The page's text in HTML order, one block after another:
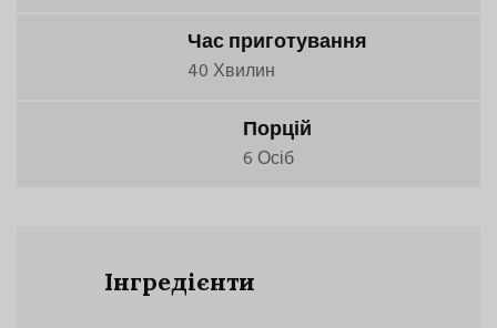
Час приготування
40 Хвилин
Порцій
6 Осіб
Інгредієнти